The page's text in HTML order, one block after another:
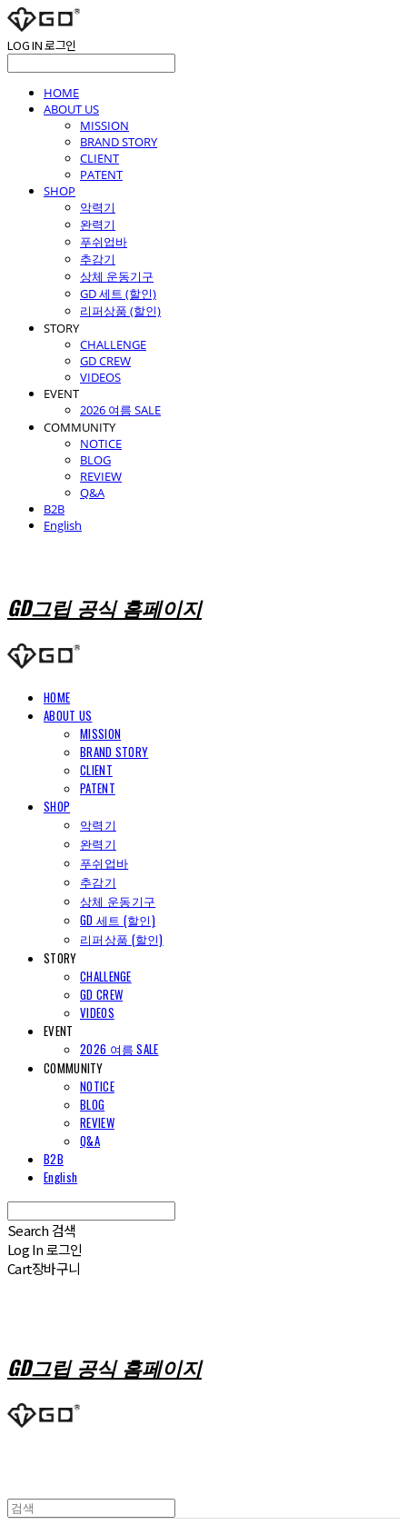
LOG IN로그인
HOME
ABOUT US
MISSION
BRAND STORY
CLIENT
PATENT
SHOP
악력기
완력기
푸쉬업바
추감기
상체 운동기구
GD 세트 (할인)
리퍼상품 (할인)
STORY
CHALLENGE
GD CREW
VIDEOS
EVENT
2026 여름 SALE
COMMUNITY
NOTICE
BLOG
REVIEW
Q&A
B2B
English
GD그립 공식 홈페이지
HOME
ABOUT US
MISSION
BRAND STORY
CLIENT
PATENT
SHOP
악력기
완력기
푸쉬업바
추감기
상체 운동기구
GD 세트 (할인)
리퍼상품 (할인)
STORY
CHALLENGE
GD CREW
VIDEOS
EVENT
2026 여름 SALE
COMMUNITY
NOTICE
BLOG
REVIEW
Q&A
B2B
English
Search 검색
Log In로그인
Cart장바구니
GD그립 공식 홈페이지